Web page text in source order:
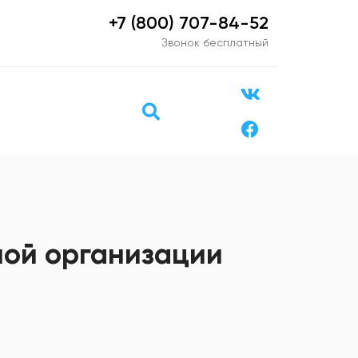
+7 (800) 707-84-52
Звонок бесплатный
организации